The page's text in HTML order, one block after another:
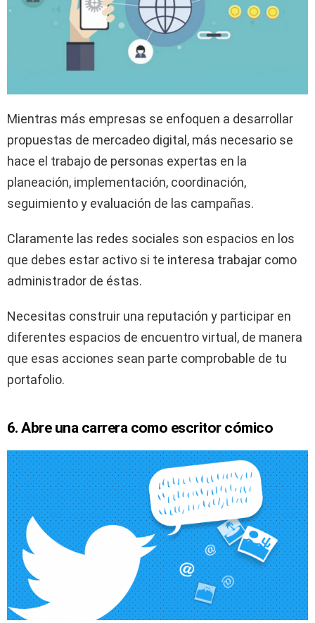
Mientras más empresas se enfoquen a desarrollar
propuestas de mercadeo digital, más necesario se
hace el trabajo de personas expertas en la
planeación, implementación, coordinación,
seguimiento y evaluación de las campañas.
Claramente las redes sociales son espacios en los
que debes estar activo si te interesa trabajar como
administrador de éstas.
Necesitas construir una reputación y participar en
diferentes espacios de encuentro virtual, de manera
que esas acciones sean parte comprobable de tu
portafolio.
6. Abre una carrera como escritor cómico